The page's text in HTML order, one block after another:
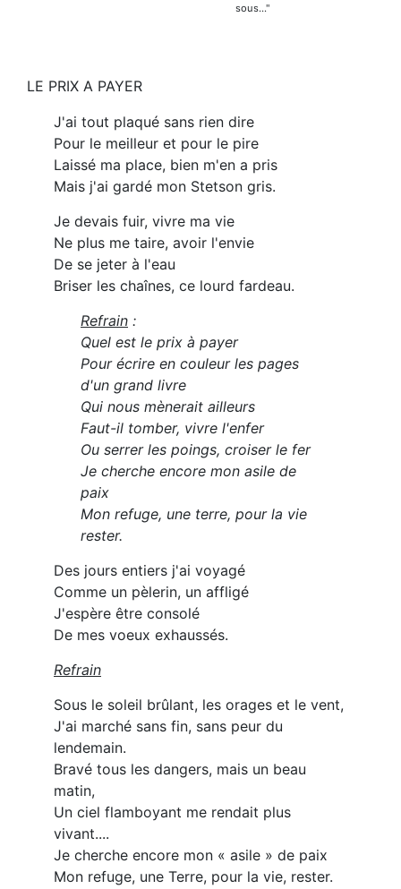
sous..."
LE PRIX A PAYER
J'ai tout plaqué sans rien dire
Pour le meilleur et pour le pire
Laissé ma place, bien m'en a pris
Mais j'ai gardé mon Stetson gris.
Je devais fuir, vivre ma vie
Ne plus me taire, avoir l'envie
De se jeter à l'eau
Briser les chaînes, ce lourd fardeau.
Refrain :
Quel est le prix à payer
Pour écrire en couleur les pages
d'un grand livre
Qui nous mènerait ailleurs
Faut-il tomber, vivre l'enfer
Ou serrer les poings, croiser le fer
Je cherche encore mon asile de
paix
Mon refuge, une terre, pour la vie
rester.
Des jours entiers j'ai voyagé
Comme un pèlerin, un affligé
J'espère être consolé
De mes voeux exhaussés.
Refrain
Sous le soleil brûlant, les orages et le vent,
J'ai marché sans fin, sans peur du
lendemain.
Bravé tous les dangers, mais un beau
matin,
Un ciel flamboyant me rendait plus
vivant....
Je cherche encore mon « asile » de paix
Mon refuge, une Terre, pour la vie, rester.